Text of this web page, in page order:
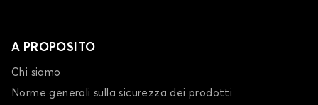
A PROPOSITO
Chi siamo
Norme generali sulla sicurezza dei prodotti